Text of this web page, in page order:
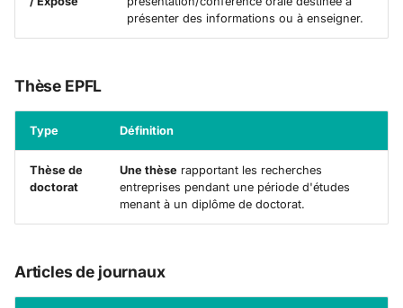
présenter des informations ou à enseigner.
Thèse EPFL
Type Définition
Thèse de
doctorat
Une thèse rapportant les recherches
entreprises pendant une période d'études
menant à un diplôme de doctorat.
Articles de journaux